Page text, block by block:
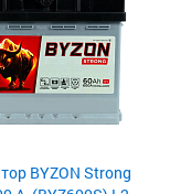
BYZON Strong